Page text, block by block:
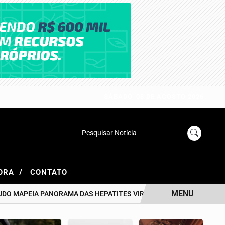
Pesquisar Notícia
/ CONTATO
MAPEIA PANORAMA DAS HEPATITES VIRAIS NO BRASIL NOS
MENU